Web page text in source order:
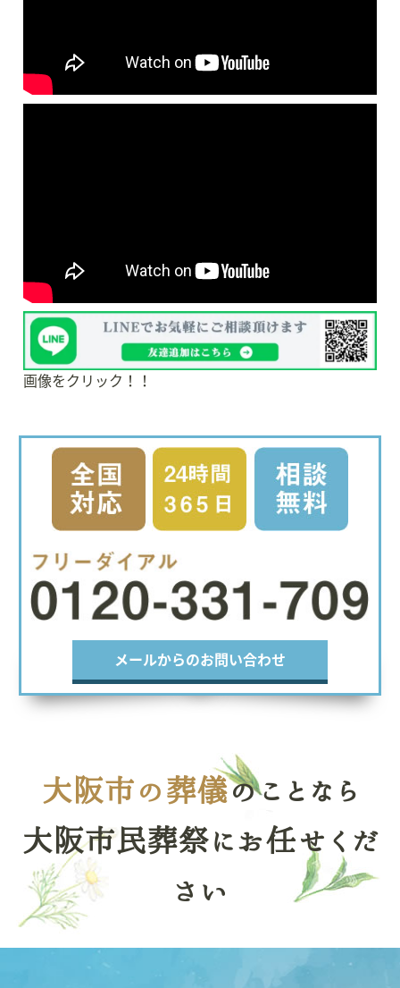
画像をクリック！！
メールからのお問い合わせ
大阪市の葬儀のことなら
大阪市民葬祭にお任せくだ
さい